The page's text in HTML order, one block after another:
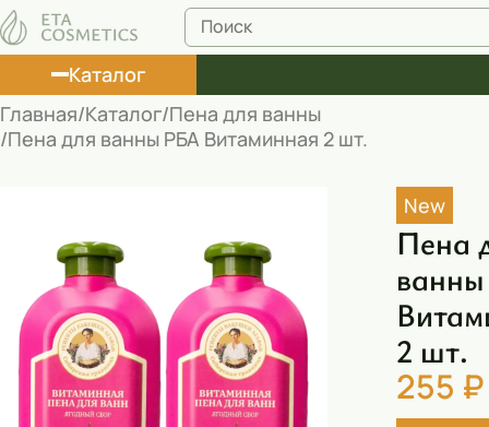
Каталог
Корректоры
Маски косметические
Муссы
Масла
Пена для ванны
Главная Каталог Пена для ванны
Пена для ванны РБА Витаминная 2 шт.
New
Пена
2 шт.
255 ₽